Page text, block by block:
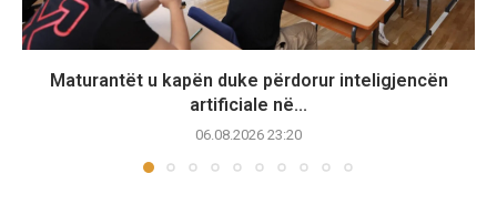
Maturantët u kapën duke përdorur inteligjencën
artificiale në...
06.08.2026 23:20